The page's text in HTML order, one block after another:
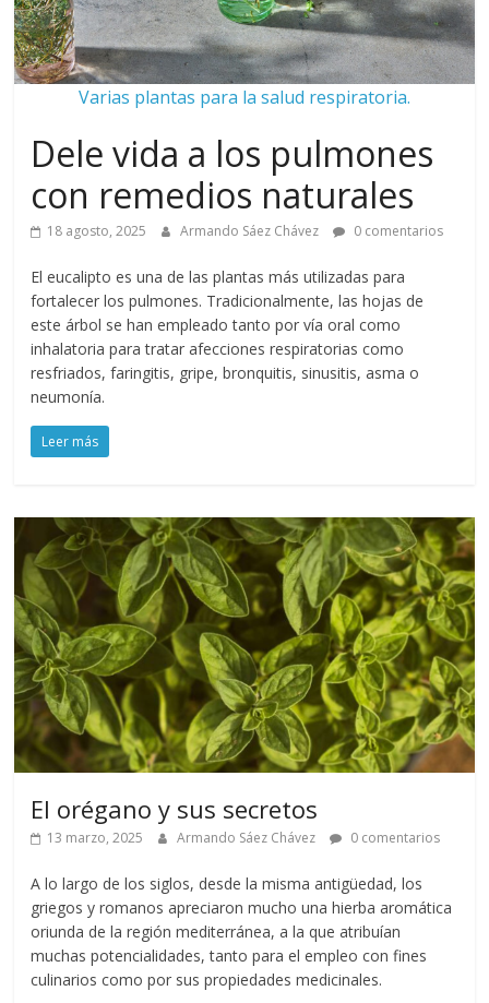
Varias plantas para la salud respiratoria.
Dele vida a los pulmones
con remedios naturales
18 agosto, 2025 Armando Sáez Chávez 0 comentarios
El eucalipto es una de las plantas más utilizadas para
fortalecer los pulmones. Tradicionalmente, las hojas de
este árbol se han empleado tanto por vía oral como
inhalatoria para tratar afecciones respiratorias como
resfriados, faringitis, gripe, bronquitis, sinusitis, asma o
neumonía.
Leer más
El orégano y sus secretos
13 marzo, 2025 Armando Sáez Chávez 0 comentarios
A lo largo de los siglos, desde la misma antigüedad, los
griegos y romanos apreciaron mucho una hierba aromática
oriunda de la región mediterránea, a la que atribuían
muchas potencialidades, tanto para el empleo con fines
culinarios como por sus propiedades medicinales.